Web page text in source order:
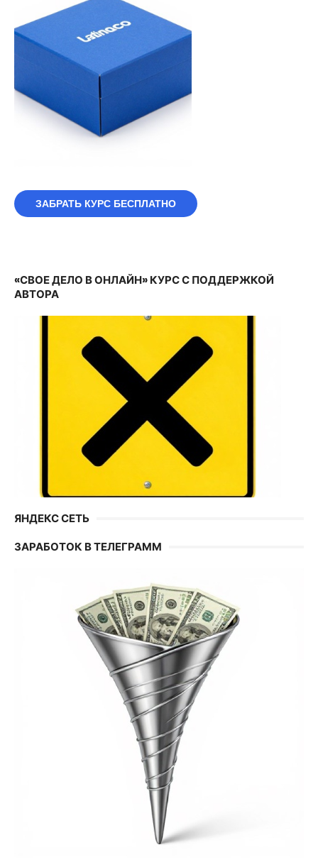
ЗАБРАТЬ КУРС БЕСПЛАТНО
«СВОЕ ДЕЛО В ОНЛАЙН» КУРС С ПОДДЕРЖКОЙ
АВТОРА
ЯНДЕКС СЕТЬ
ЗАРАБОТОК В ТЕЛЕГРАММ